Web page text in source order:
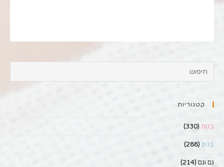
קטגוריות
בנות (330)
בנים (288)
גם וגם (214)